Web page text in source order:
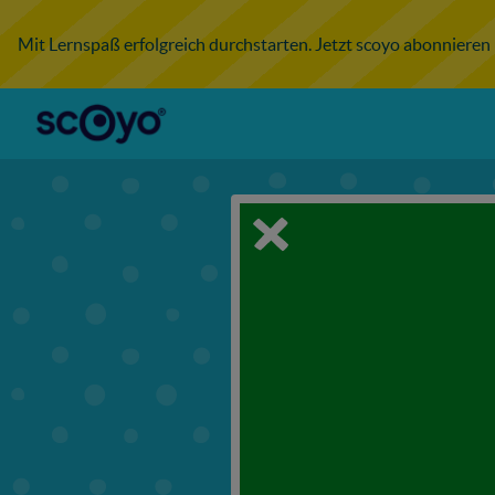
Mit Lernspaß erfolgreich durchstarten. Jetzt scoyo